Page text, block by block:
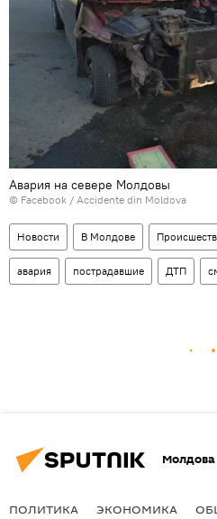
Авария на севере Молдовы
© Facebook / Accidente din Moldova
Новости В Молдове
авария пострадавшие ДТП
Молдова
ПОЛИТИКА ЭКОНОМИКА